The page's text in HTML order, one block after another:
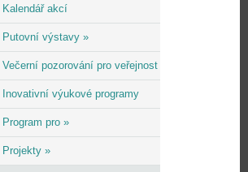
Kalendář akcí
Putovní výstavy »
Večerní pozorování pro veřejnost
Inovativní výukové programy
Program pro »
Projekty »